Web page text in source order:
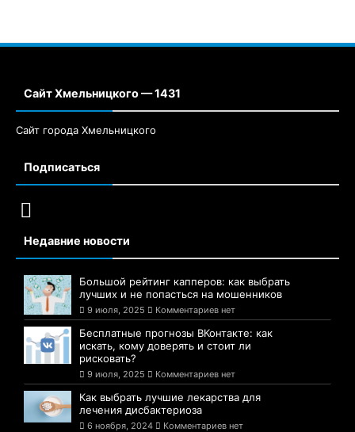
Сайт Хмельницкого — 1431
Сайт города Хмельницкого
Подписаться
Недавние новости
Большой рейтинг капперов: как выбрать
лучших и не попасться на мошенников
9 июля, 2025 Комментариев нет
Бесплатные прогнозы ВКонтакте: как
искать, кому доверять и стоит ли
рисковать?
9 июля, 2025 Комментариев нет
Как выбрать лучшие лекарства для
лечения дисбактериоза
6 ноября, 2024 Комментариев нет